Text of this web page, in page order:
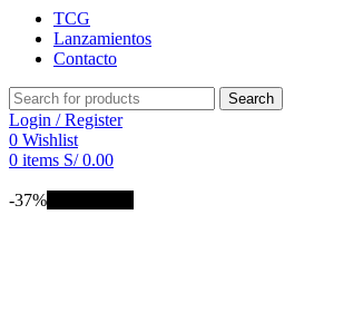
TCG
Lanzamientos
Contacto
Search
Login / Register
0 Wishlist
0 items S/0.00
-37%